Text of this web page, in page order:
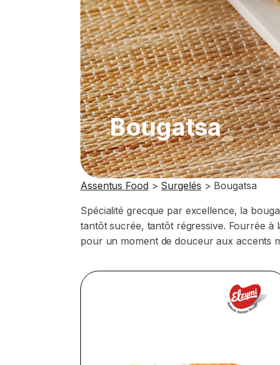
Bougatsa
Assentus Food > Surgelés > Bougatsa
Spécialité grecque par excellence, la
tantôt sucrée, tantôt régressive. Fourrée à
pour un moment de douceur aux accents